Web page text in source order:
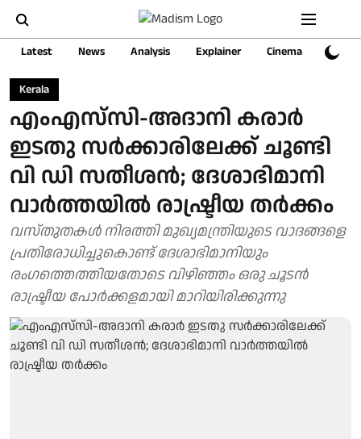
Latest News Analysis Explainer Cinema Sports
Kerala
എംഎസ്‍സി-അദാനി കരാർ
ഇടതു സർക്കാരിലേക്ക് ചൂണ്ടി
വി ഡി സതീശൻ; ദേശാഭിമാനി
വാർത്തയിൽ രാഷ്ട്രീയ തർക്കം
വസ്തുതകൾ നിരത്തി മുഖ്യമന്ത്രിയുടെ വാദങ്ങളെ
പ്രതിരോധിച്ചുകൊണ്ട് ദേശാഭിമാനിയും
രംഗത്തെത്തിയതോടെ വിഴിഞ്ഞം ഒരു ചൂടൻ
രാഷ്ട്രീയ പോർക്കളമായി മാറിയിരിക്കുന്നു